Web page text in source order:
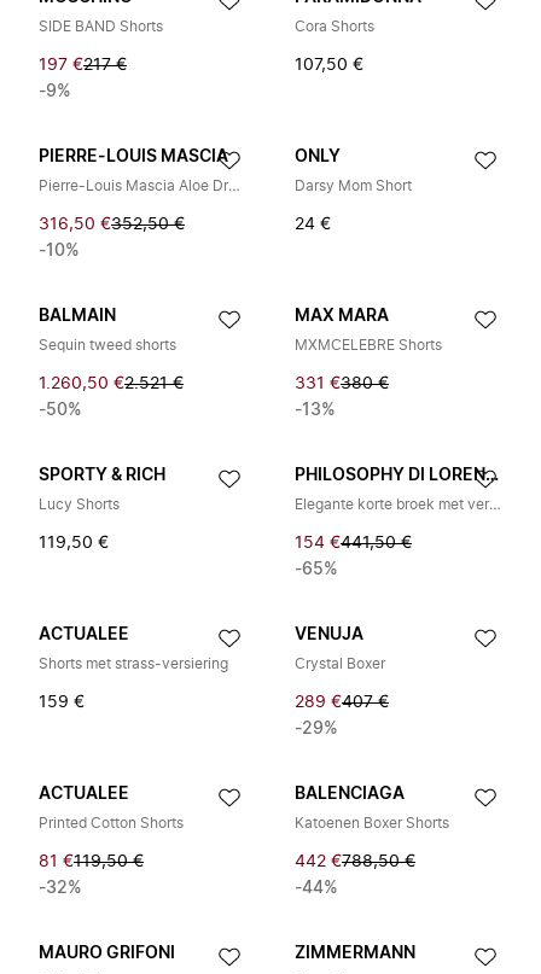
SIDE BAND Shorts
197 €217 €
-9%
Cora Shorts
107,50 €
PIERRE-LOUIS MASCIA
Pierre-Louis Mascia Aloe Drawstring Print Silk Shorts
316,50 €352,50 €
-10%
ONLY
Darsy Mom Short
24 €
BALMAIN
Sequin tweed shorts
1.260,50 €2.521 €
-50%
MAX MARA
MXMCELEBRE Shorts
331 €380 €
-13%
SPORTY & RICH
Lucy Shorts
119,50 €
PHILOSOPHY DI LORENZO SERAFINI
Elegante korte broek met verstelbare riem
154 €441,50 €
-65%
ACTUALEE
Shorts met strass-versiering
159 €
VENUJA
Crystal Boxer
289 €407 €
-29%
ACTUALEE
Printed Cotton Shorts
81 €119,50 €
-32%
BALENCIAGA
Katoenen Boxer Shorts
442 €788,50 €
-44%
MAURO GRIFONI ZIMMERMANN